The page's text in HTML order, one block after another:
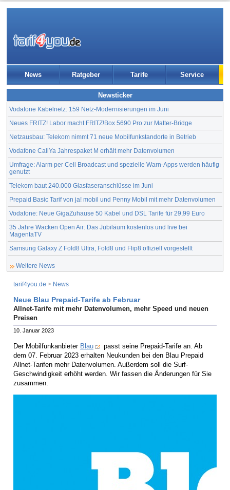
News Ratgeber Tarife Service
Newsticker
Vodafone Kabelnetz: 159 Netz-Modernisierungen im Juni
Neues FRITZ! Labor macht FRITZ!Box 5690 Pro zur Matter-Bridge
Netzausbau: Telekom nimmt 71 neue Mobilfunkstandorte in Betrieb
Vodafone CallYa Jahrespaket M erhält mehr Datenvolumen
Umfrage: Alarm per Cell Broadcast und spezielle Warn-Apps werden häufig
genutzt
Telekom baut 240.000 Glasfaseranschlüsse im Juni
Prepaid Basic Tarif von ja! mobil und Penny Mobil mit mehr Datenvolumen
Vodafone: Neue GigaZuhause 50 Kabel und DSL Tarife für 29,99 Euro
35 Jahre Wacken Open Air: Das Jubiläum kostenlos und live bei
MagentaTV
Samsung Galaxy Z Fold8 Ultra, Fold8 und Flip8 offiziell vorgestellt
Weitere News
tarif4you.de > News
Neue Blau Prepaid-Tarife ab Februar
Allnet-Tarife mit mehr Datenvolumen, mehr Speed und neuen
Preisen
10. Januar 2023
Der Mobilfunkanbieter Blau
passt seine Prepaid-Tarife an. Ab
dem 07. Februar 2023 erhalten Neukunden bei den Blau Prepaid
Allnet-Tarifen mehr Datenvolumen. Außerdem soll die Surf-
Geschwindigkeit erhöht werden. Wir fassen die Änderungen für Sie
zusammen.